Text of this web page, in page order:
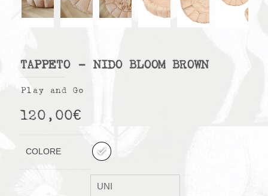
TAPPETO – NIDO BLOOM BROWN
Play and Go
120,00€
COLORE